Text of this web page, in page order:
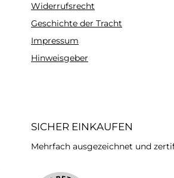
Widerrufsrecht
Geschichte der Tracht
Impressum
Hinweisgeber
SICHER EINKAUFEN
Mehrfach ausgezeichnet und